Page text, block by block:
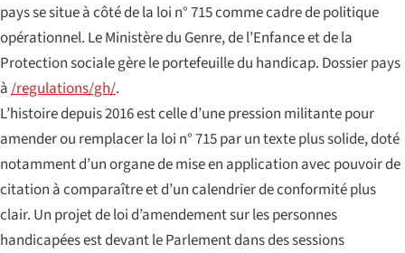
pays se situe à côté de la loi n° 715 comme cadre de politique
opérationnel. Le Ministère du Genre, de l’Enfance et de la
Protection sociale gère le portefeuille du handicap. Dossier pays
à/regulations/gh/.
L’histoire depuis 2016 est celle d’une pression militante pour
amender ou remplacer la loi n° 715 par un texte plus solide, doté
notamment d’un organe de mise en application avec pouvoir de
citation à comparaître et d’un calendrier de conformité plus
clair. Un projet de loi d’amendement sur les personnes
handicapées est devant le Parlement dans des sessions